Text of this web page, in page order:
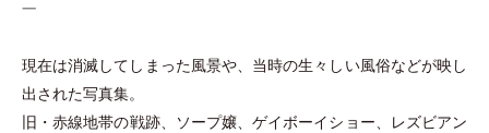
一
現在は消滅してしまった風景や、当時の生々しい風俗などが映し
出された写真集。
旧 ・赤線地帯の戦跡、ソープ嬢、ゲイボーイショー、レズビアン